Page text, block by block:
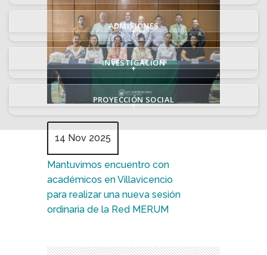
ADMISIONES
+
INVESTIGACIÓN
+
PROYECCIÓN SOCIAL
+
14 Nov 2025
Mantuvimos encuentro con
académicos en Villavicencio
para realizar una nueva sesión
ordinaria de la Red MERUM